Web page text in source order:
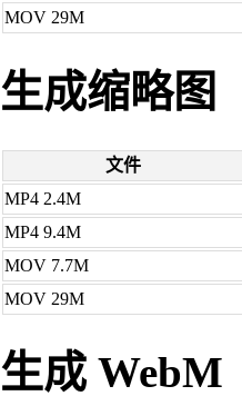
MOV 29M
生成缩略图
文件
MP4 2.4M
MP4 9.4M
MOV 7.7M
MOV 29M
生成 WebM